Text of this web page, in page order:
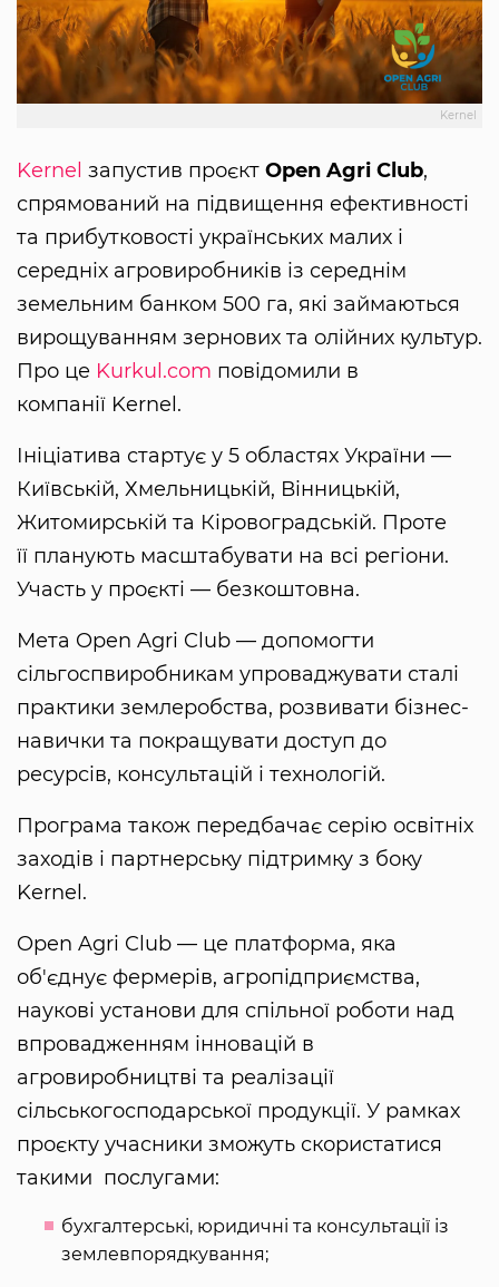
Kernel
Kernel запустив проєкт Open Agri Club,
спрямований на підвищення ефективності
та прибутковості українських малих і
середніх агровиробників із середнім
земельним банком 500 га, які займаються
вирощуванням зернових та олійних культур.
Про це Kurkul.com повідомили в
компанії Kernel.
Ініціатива стартує у 5 областях України —
Київській, Хмельницькій, Вінницькій,
Житомирській та Кіровоградській. Проте
її планують масштабувати на всі регіони.
Участь у проєкті — безкоштовна.
Мета Open Agri Club — допомогти
сільгоспвиробникам упроваджувати сталі
практики землеробства, розвивати бізнес-
навички та покращувати доступ до
ресурсів, консультацій і технологій.
Програма також передбачає серію освітніх
заходів і партнерську підтримку з боку
Kernel.
Open Agri Club — це платформа, яка
об'єднує фермерів, агропідприємства,
наукові установи для спільної роботи над
впровадженням інновацій в
агровиробництві та реалізації
сільськогосподарської продукції​. У рамках
проєкту учасники зможуть скористатися
такими послугами:
бухгалтерські, юридичні та консультації із
землевпорядкування;